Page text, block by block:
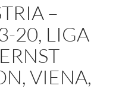
–
20, LIGA
VIENA,